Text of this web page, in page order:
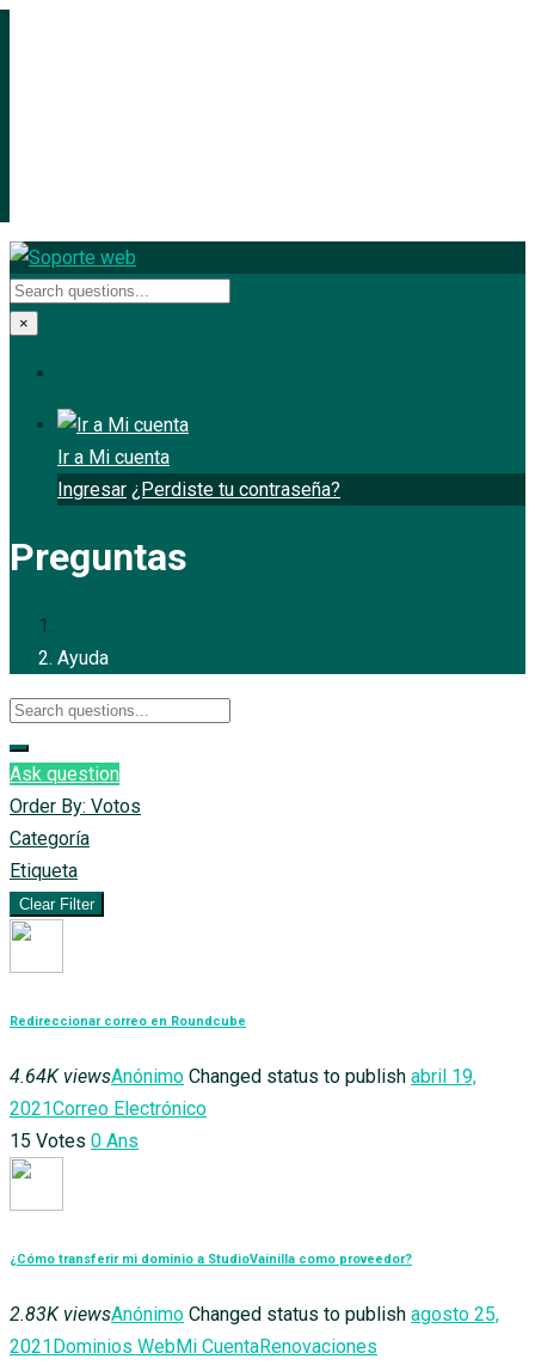
×
Ir a Mi cuenta
Ingresar ¿Perdiste tu contraseña?
Preguntas
Ayuda
Ask question
Order By: Votos
Categoría
Etiqueta
Clear Filter
Redireccionar correo en Roundcube
4.64K viewsAnónimo Changed status to publish abril 19,
2021Correo Electrónico
15 Votes 0 Ans
¿Cómo transferir mi dominio a StudioVainilla como proveedor?
2.83K viewsAnónimo Changed status to publish agosto 25,
2021Dominios WebMi CuentaRenovaciones